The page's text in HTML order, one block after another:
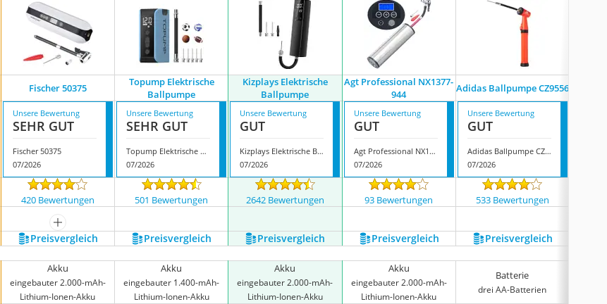
Fischer 50375
Topump Elektrische
Ballpumpe
Kizplays Elektrische
Ballpumpe
Agt Professional NX1377-
944
Adidas Ballpumpe CZ9556
Unsere Bewertung
SEHR GUT
Fischer 50375
07/2026
Unsere Bewertung
SEHR GUT
Topump Elektrische Ballpumpe
07/2026
Unsere Bewertung
GUT
Kizplays Elektrische Ballpumpe
07/2026
Unsere Bewertung
GUT
Agt Professional NX1377-944
07/2026
Unsere Bewertung
GUT
Adidas Ballpumpe CZ9556
07/2026
420 Bewertungen 501 Bewertungen 2642 Bewertungen 93 Bewertungen 533 Bewertungen
mehr anzeigen
Preis­vergleich Preis­vergleich Preis­vergleich Preis­vergleich Preis­vergleich
Akku
eingebauter 2.000-mAh-
Lithium-Ionen-Akku
Akku
eingebauter 1.400-mAh-
Lithium-Ionen-Akku
Akku
eingebauter 2.000-mAh-
Lithium-Ionen-Akku
Akku
eingebauter 2.000-mAh-
Lithium-Ionen-Akku
Batterie
drei AA-Batterien